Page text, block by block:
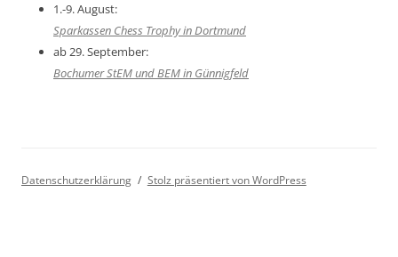
1.-9. August:
Sparkassen Chess Trophy in Dortmund
ab 29. September:
Bochumer StEM und BEM in Günnigfeld
Datenschutzerklärung Stolz präsentiert von WordPress